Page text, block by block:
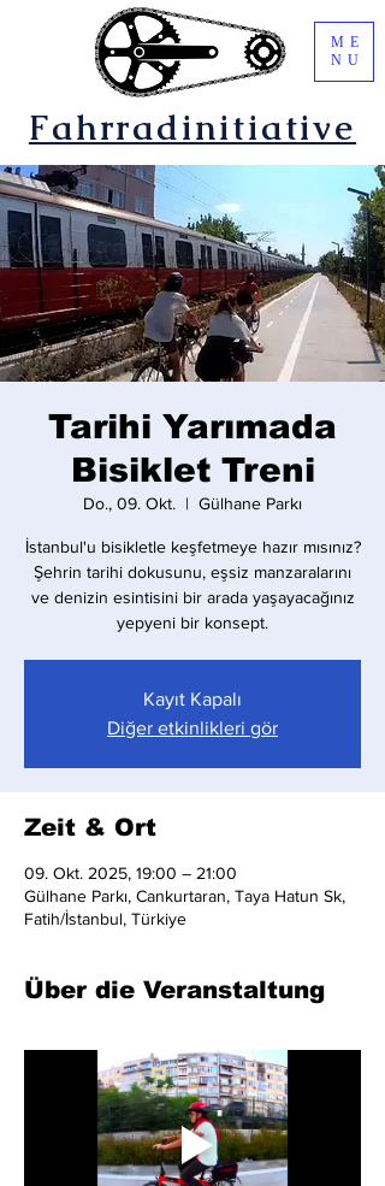
Fahrradinitiative
ME
NU
Tarihi Yarımada
Bisiklet Treni
Do., 09. Okt.
  |
Gülhane Parkı
İstanbul'u bisikletle keşfetmeye hazır mısınız?
Şehrin tarihi dokusunu, eşsiz manzaralarını
ve denizin esintisini bir arada yaşayacağınız
yepyeni bir konsept.
Kayıt Kapalı
Diğer etkinlikleri gör
Zeit & Ort
09. Okt. 2025, 19:00 – 21:00
Gülhane Parkı, Cankurtaran, Taya Hatun Sk,
Fatih/İstanbul, Türkiye
Über die Veranstaltung